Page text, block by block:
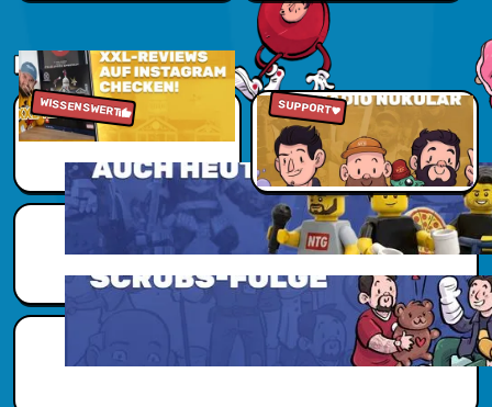
Jetzt sparen
NUKUVERSUM
Zu den Reviews
WISSENSWERT
Scubs Zusatzwissen
Jetzt reinhören
SUPPORT